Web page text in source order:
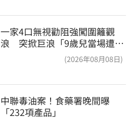
一家4口無視勸阻強闖圍籬觀
浪 突掀巨浪「9歲兒當場遭捲
(2026年08月08日)
中聯毒油案！食藥署晚間曝
「232項產品」